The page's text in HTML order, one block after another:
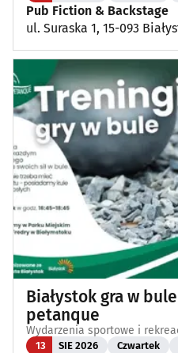
Pub Fiction & Backstage
ul. Suraska 1, 15-093
Białystok gra w
petanque
Wydarzenia sportowe i
13 SIE 2026 Czwartek